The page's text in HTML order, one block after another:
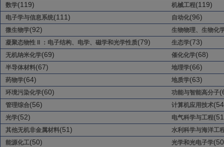
数学(119) 机械工程(119)
电子学与信息系统(111) 自动化(96)
微生物学(92)
生物物理、生物化
凝聚态物性 II ：电子结构、电学、磁学和光学性质(79) 生态学(73)
无机纳米化学(69) 催化化学(68)
半导体材料(67) 地理学(66)
药物学(64) 地质学(63)
环境污染化学(60) 功能与智能高分子
管理综合(56) 计算机应用技术
光学(52) 电气科学与工程
其他无机非金属材料(51)
水利科学与海洋工
能源化工(50) 光学和光电子学